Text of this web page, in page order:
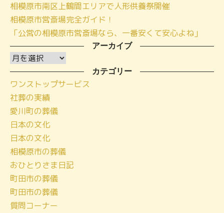
相模原市南区上鶴間エリアで人形供養祭開催
相模原市営斎場完全ガイド！
「公営の相模原市営斎場なら、一番安くて安心よね」
アーカイブ
ア
ー
カ
イ
ブ
カテゴリー
ワンストップサービス
社葬の実績
愛川町の葬儀
日本の文化
日本の文化
相模原市の葬儀
おひとりさま日記
町田市の葬儀
町田市の葬儀
質問コーナー